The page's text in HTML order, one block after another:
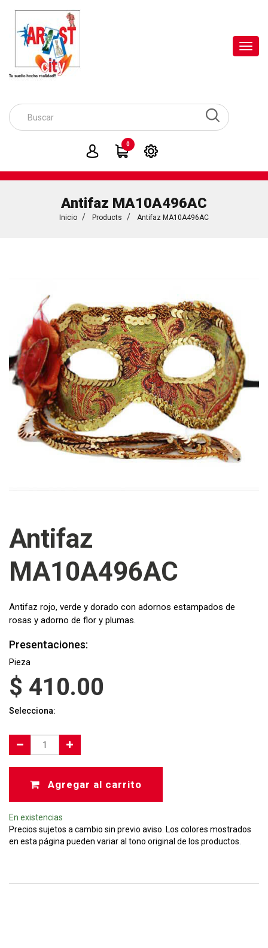
0
Antifaz MA10A496AC
Inicio Products Antifaz MA10A496AC
Antifaz
MA10A496AC
Antifaz rojo, verde y dorado con adornos estampados de
rosas y adorno de flor y plumas.
Presentaciones:
Pieza
$ 410.00
Selecciona:
Agregar al carrito
En existencias
Precios sujetos a cambio sin previo aviso. Los colores mostrados
en esta página pueden variar al tono original de los productos.